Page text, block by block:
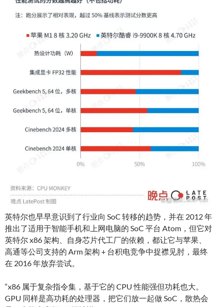
英特尔也早早意识到了行业向 SoC 转移的趋势，并在 2012 年
推出了适用于智能手机和上网电脑的 SoC 平台 Atom，但它对
英特尔 x86 架构、自身芯片代工厂的依赖，都让它与苹果、
高通等公司支持的 Arm 架构 + 台积电竞争中捉襟见肘，最终
在 2016 年放弃尝试。
“x86 属于复杂指令集，基于它的 CPU 性能强但功耗也大。
GPU 同样是高功耗的处理器，把它们放一起做 SoC，散热会